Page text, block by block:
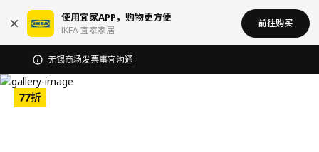
使用宜家APP，购物更方便
IKEA 宜家家居
前往购买